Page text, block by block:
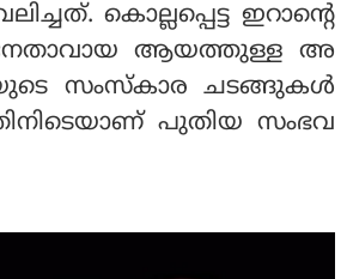
കൊല്ലപ്പെട്ട ഇറാന്റെ
ആയത്തുള്ള അ
സംസ്‌കാര ചടങ്ങുകള്‍
പുതിയ സംഭവ